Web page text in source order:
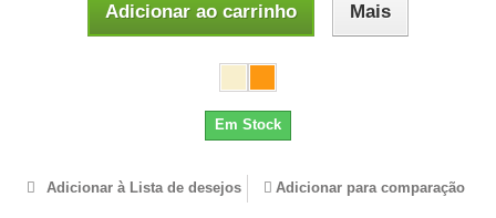
Adicionar ao carrinho Mais
Em Stock
Adicionar à Lista de desejos Adicionar para comparação